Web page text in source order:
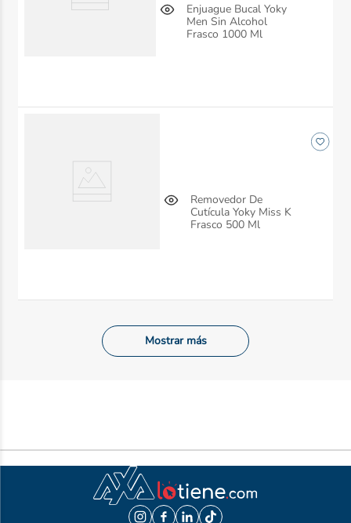
Enjuague Bucal Yoky
Men Sin Alcohol
Frasco 1000 Ml
Removedor De
Cutícula Yoky Miss K
Frasco 500 Ml
Mostrar más